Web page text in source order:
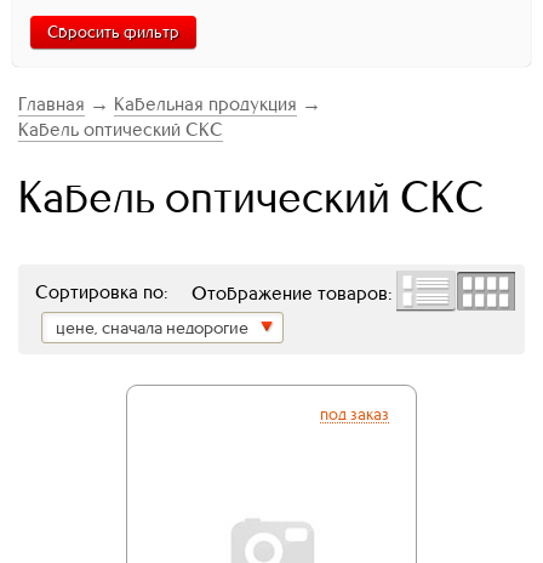
Сбросить фильтр
Главная → Кабельная продукция →
Кабель оптический СКС
Кабель оптический СКС
Отображение товаров:
Сортировка по:
цене, сначала недорогие
под заказ